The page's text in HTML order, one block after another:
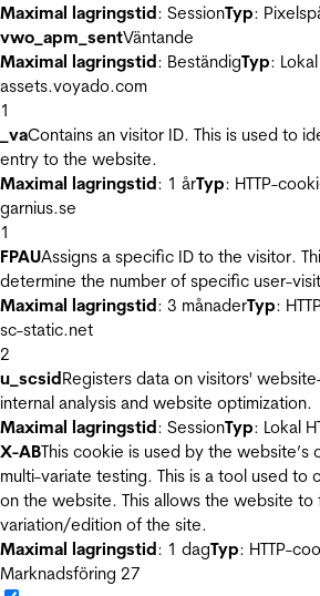
Maximal lagringstid: SessionTyp:
vwo_apm_sentVäntande
Maximal lagringstid: BeständigTyp:
assets.voyado.com
1
_vaContains an visitor ID. This is used to
entry to the website.
Maximal lagringstid: 1 årTyp: HTTP-
garnius.se
1
FPAUAssigns a specific ID to the visitor.
determine the number of specific user-
Maximal lagringstid: 3 månaderTyp:
sc-static.net
2
u_scsidRegisters data on visitors'
internal analysis and website optimization.
Maximal lagringstid: SessionTyp: Lokal
X-ABThis cookie is used by the
multi-variate testing. This is a tool used to
on the website. This allows the website
variation/edition of the site.
Maximal lagringstid: 1 dagTyp: HTTP-
Marknadsföring 27